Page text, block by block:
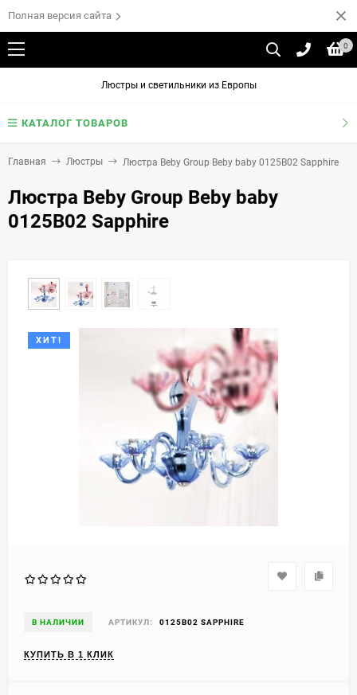
Полная версия сайта
0
Люстры и светильники из Европы
КАТАЛОГ ТОВАРОВ
Главная Люстры Люстра Beby Group Beby baby 0125B02 Sapphire
Люстра Beby Group Beby baby
0125B02 Sapphire
ХИТ!
В НАЛИЧИИ АРТИКУЛ: 0125B02 SAPPHIRE
КУПИТЬ В 1 КЛИК